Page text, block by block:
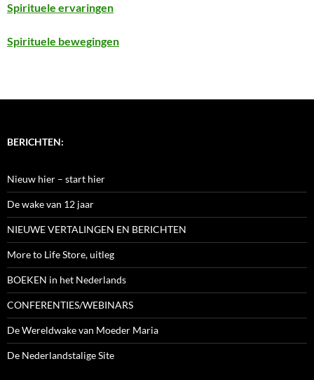
Spirituele ervaringen
Spirituele bewegingen
BERICHTEN:
Nieuw hier – start hier
De wake van 12 jaar
NIEUWE VERTALINGEN EN BERICHTEN
More to Life Store, uitleg
BOEKEN in het Nederlands
CONFERENTIES/WEBINARS
De Wereldwake van Moeder Maria
De Nederlandstalige Site